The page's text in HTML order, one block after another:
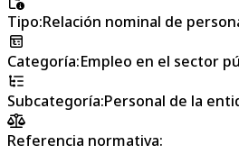
Tipo:Relación nominal de
Categoría:Empleo en el sector
Subcategoría:Personal de la
Referencia normativa: